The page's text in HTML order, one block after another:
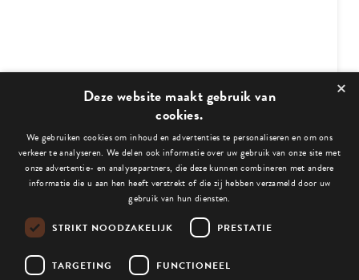
3 /4
Bekijk ook deze blogs:
Niets gevonden.
×
Deze website maakt gebruik van
cookies.
We gebruiken cookies om inhoud en advertenties te personaliseren en om ons
verkeer te analyseren. We delen ook informatie over uw gebruik van onze site met
onze advertentie- en analysepartners, die deze kunnen combineren met andere
informatie die u aan hen heeft verstrekt of die zij hebben verzameld door uw
gebruik van hun diensten.
STRIKT NOODZAKELIJK PRESTATIE
TARGETING FUNCTIONEEL